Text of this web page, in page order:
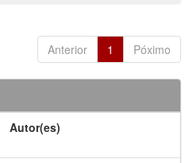
Anterior 1 Póximo
Autor(es)